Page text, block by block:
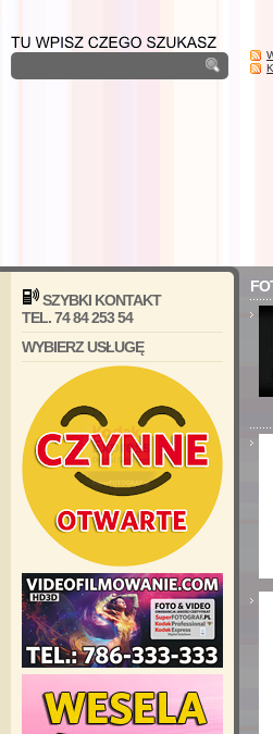
SZYBKI KONTAKT
TEL. 74 84 253 54
WYBIERZ USŁUGĘ